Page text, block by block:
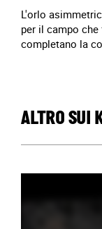
L'orlo
per il campo
completano la
ALTRO SUI